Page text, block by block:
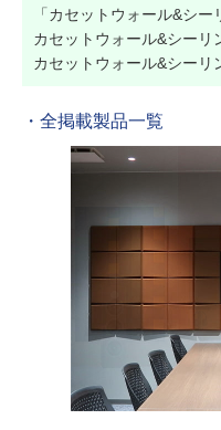
「カセットウォール&シ
カセットウォール&シーリ
カセットウォール&シーリ
・全掲載製品一覧